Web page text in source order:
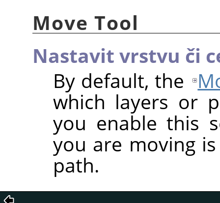
Move Tool
Nastavit vrstvu či
By default, the
which layers or
you enable this
you are moving
path.